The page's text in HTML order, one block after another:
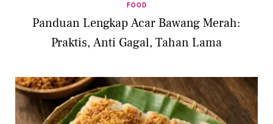
FOOD
Panduan Lengkap Acar Bawang Merah:
Praktis, Anti Gagal, Tahan Lama